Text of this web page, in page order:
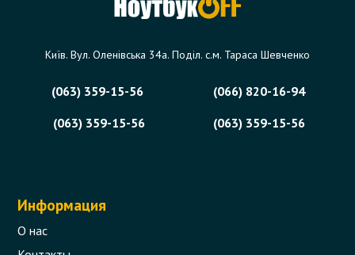
Київ. Вул. Оленівська 34а. Поділ. с.м. Тараса Шевченко
(063) 359-15-56
(066) 820-16-94
(063) 359-15-56
(063) 359-15-56
Информация
О нас